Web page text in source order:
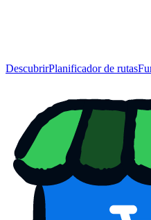
DescubrirPlanificador de rutas